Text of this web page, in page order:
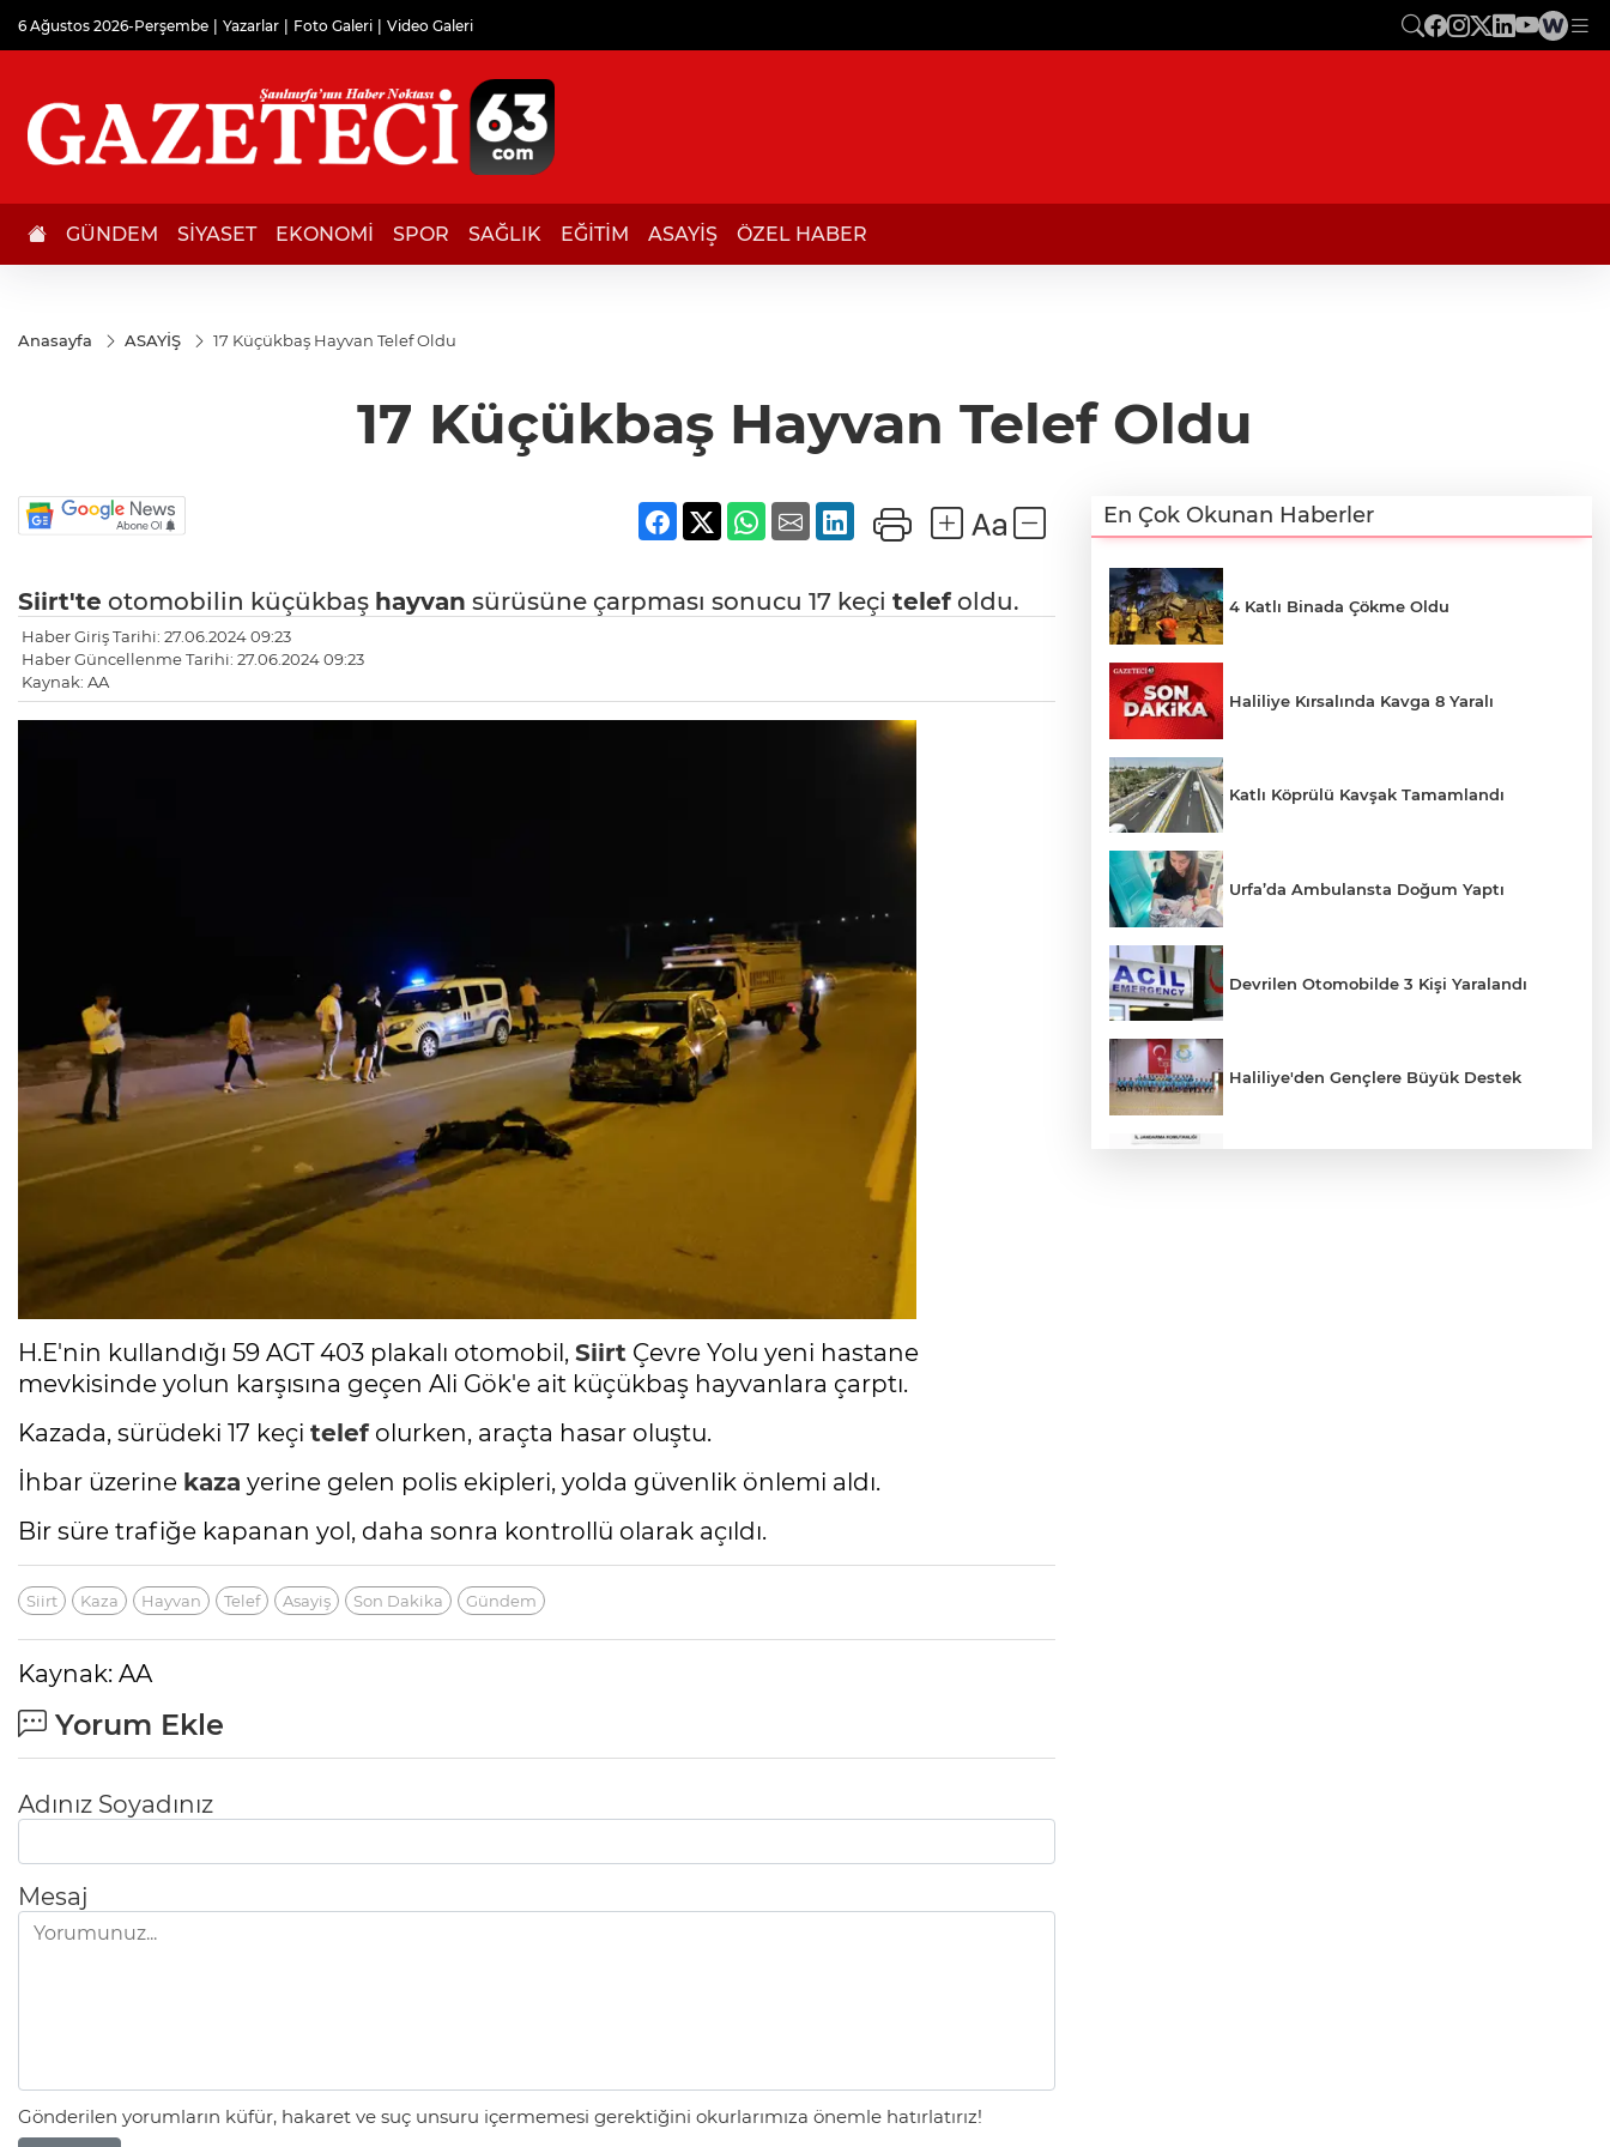
6 Ağustos 2026-Perşembe Yazarlar Foto Galeri Video Galeri
GÜNDEM SİYASET EKONOMİ SPOR SAĞLIK EĞİTİM ASAYİŞ ÖZEL HABER
Anasayfa ASAYİŞ 17 Küçükbaş Hayvan Telef Oldu
17 Küçükbaş Hayvan Telef Oldu
Siirt'te otomobilin küçükbaş hayvan sürüsüne çarpması sonucu 17 keçi telefoldu.
Haber Giriş Tarihi: 27.06.2024 09:23
Haber Güncellenme Tarihi: 27.06.2024 09:23
Kaynak: AA
H.E'nin kullandığı 59 AGT 403 plakalı otomobil, Siirt Çevre Yolu yeni hastane
mevkisinde yolun karşısına geçen Ali Gök'e ait küçükbaş hayvanlara çarptı.
Kazada, sürüdeki 17 keçi telefolurken, araçta hasar oluştu.
İhbar üzerine kaza yerine gelen polis ekipleri, yolda güvenlik önlemi aldı.
Bir süre trafiğe kapanan yol, daha sonra kontrollü olarak açıldı.
Siirt Kaza Hayvan Telef Asayiş Son Dakika Gündem
Kaynak: AA
Yorum Ekle
Adınız Soyadınız
Mesaj
Gönderilen yorumların küfür, hakaret ve suç unsuru içermemesi gerektiğini okurlarımıza önemle hatırlatırız!
En Çok Okunan Haberler
4 Katlı Binada Çökme Oldu
Haliliye Kırsalında Kavga 8 Yaralı
Katlı Köprülü Kavşak Tamamlandı
Urfa’da Ambulansta Doğum Yaptı
Devrilen Otomobilde 3 Kişi Yaralandı
Haliliye'den Gençlere Büyük Destek